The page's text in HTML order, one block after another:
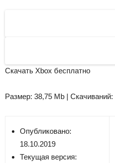
Скачать Xbox бесплатно
Размер: 38,75 Mb | Скачиваний:
Опубликовано:
18.10.2019
Текущая версия: